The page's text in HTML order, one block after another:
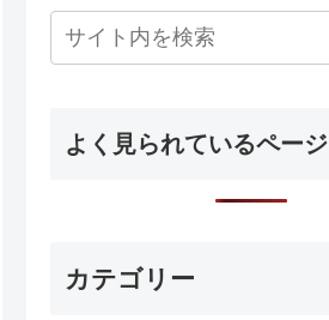
よく見られているページ
カテゴリー